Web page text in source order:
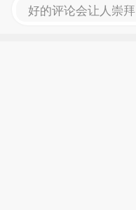
好的评论会让人崇拜